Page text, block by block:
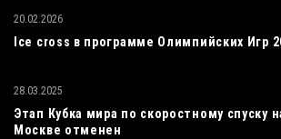
Ice cross в программе Олимпийских Игр
20.02.2026
Этап Кубка мира по скоростному спуску
Москве отменен
28.03.2025